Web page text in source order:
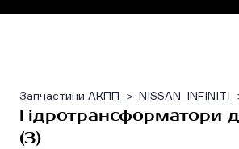
Запчастини АКПП NISSAN_INFINITI
Гідротрансформатори
(3)